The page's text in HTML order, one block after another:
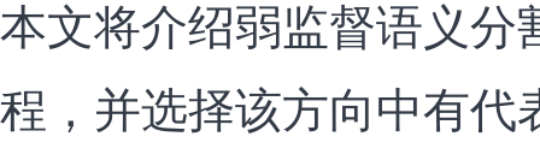
本文将介绍弱监督语义分
程，并选择该方向中有代